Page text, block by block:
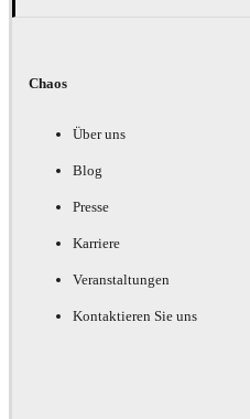
Chaos
Über uns
Blog
Presse
Karriere
Veranstaltungen
Kontaktieren Sie uns